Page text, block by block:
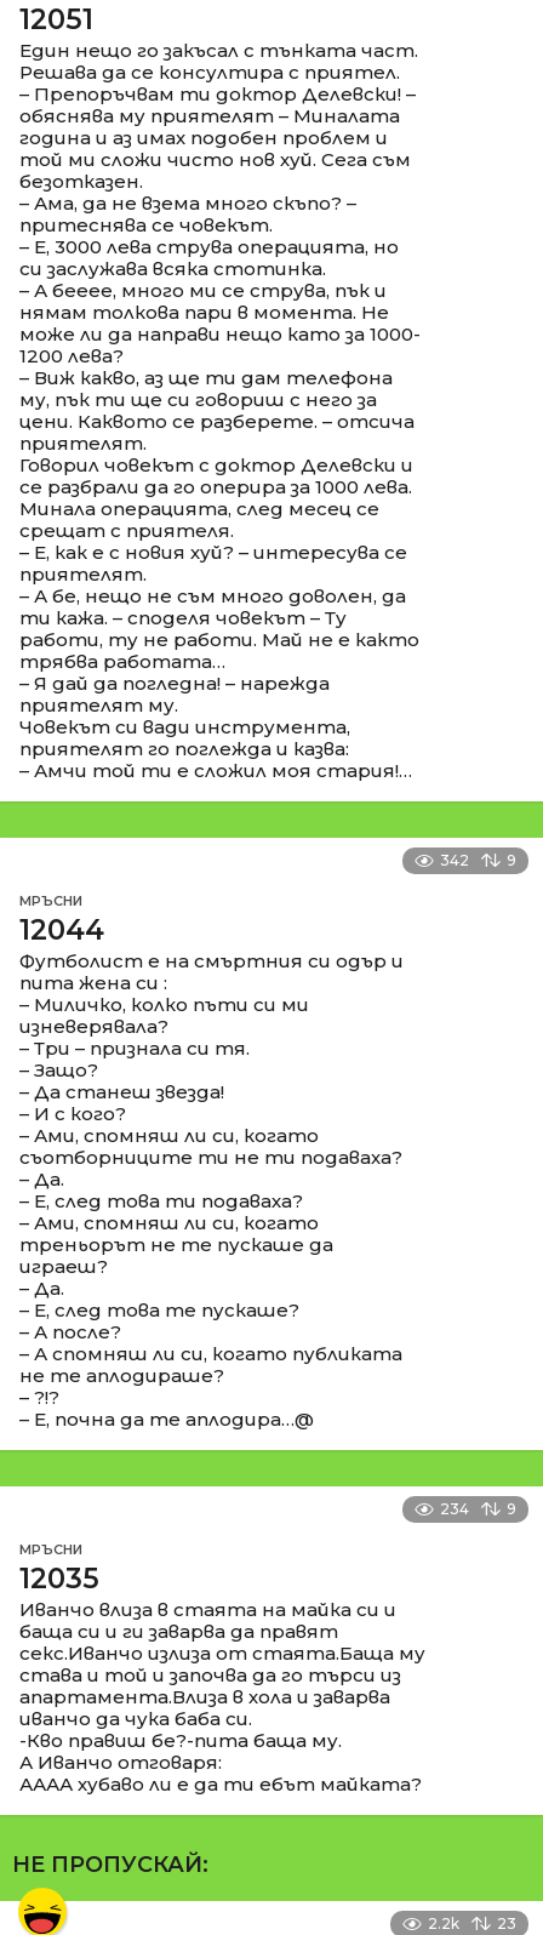
12051
Един нещо го закъсал с тънката част.
Решава да се консултира с приятел.
– Препоръчвам ти доктор Делевски! –
обяснява му приятелят – Миналата
година и аз имах подобен проблем и
той ми сложи чисто нов хуй. Сега съм
безотказен.
– Ама, да не взема много скъпо? –
притеснява се човекът.
– Е, 3000 лева струва операцията, но
си заслужава всяка стотинка.
– А бееее, много ми се струва, пък и
нямам толкова пари в момента. Не
може ли да направи нещо като за 1000-
1200 лева?
– Виж какво, аз ще ти дам телефона
му, пък ти ще си говориш с него за
цени. Каквото се разберете. – отсича
приятелят.
Говорил човекът с доктор Делевски и
се разбрали да го оперира за 1000 лева.
Минала операцията, след месец се
срещат с приятеля.
– Е, как е с новия хуй? – интересува се
приятелят.
– А бе, нещо не съм много доволен, да
ти кажа. – споделя човекът – Ту
работи, ту не работи. Май не е както
трябва работата…
– Я дай да погледна! – нарежда
приятелят му.
Човекът си вади инструмента,
приятелят го поглежда и казва:
– Амчи той ти е сложил моя стария!…
342 9
МРЪСНИ
12044
Футболист е на смъртния си одър и
пита жена си :
– Миличко, колко пъти си ми
изневерявала?
– Три – признала си тя.
– Защо?
– Да станеш звезда!
– И с кого?
– Ами, спомняш ли си, когато
съотборниците ти не ти подаваха?
– Да.
– Е, след това ти подаваха?
– Ами, спомняш ли си, когато
треньорът не те пускаше да
играеш?
– Да.
– Е, след това те пускаше?
– А после?
– А спомняш ли си, когато публиката
не те аплодираше?
– ?!?
– Е, почна да те аплодира…@
234 9
МРЪСНИ
12035
Иванчо влиза в стаята на майка си и
баща си и ги заварва да правят
секс.Иванчо излиза от стаята.Баща му
става и той и започва да го търси из
апартамента.Влиза в хола и заварва
иванчо да чука баба си.
-Кво правиш бе?-пита баща му.
А Иванчо отговаря:
АААА хубаво ли е да ти ебът майката?
НЕ ПРОПУСКАЙ:
2.2k 23